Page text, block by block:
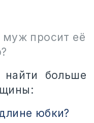
муж просит её
больше
юбки?